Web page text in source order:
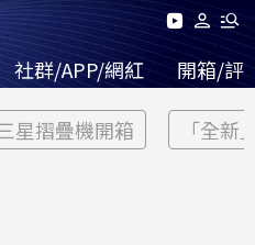
社群/APP/網紅 開箱/評
星摺疊機開箱 「全新